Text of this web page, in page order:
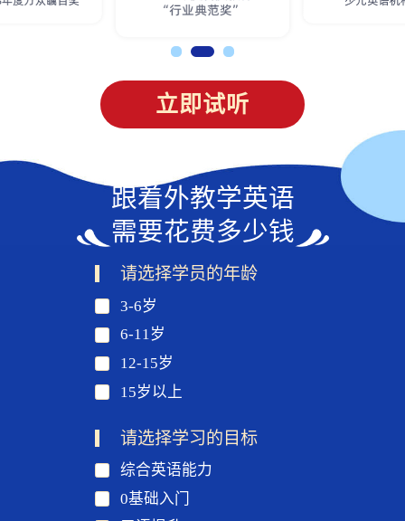
立即试听
跟着外教学英语
需要花费多少钱
请选择学员的年龄
3-6岁
6-11岁
12-15岁
15岁以上
请选择学习的目标
综合英语能力
0基础入门